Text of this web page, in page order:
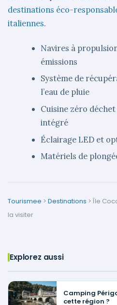
destinations éco-
italiennes.
Navires à
émissions
Système de
l’eau de pluie
Cuisine zéro
intégré
Éclairage LED et
Matériels de
Tourismee > Destinations > Île
la visiter
Explorez aussi
Camping
cette région ?